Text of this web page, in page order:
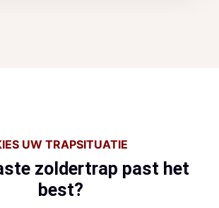
UW TRAPSITUATIE
zoldertrap past het
best?